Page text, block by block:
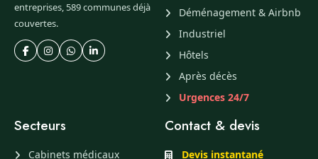
entreprises, 589 communes déjà
couvertes.
Déménagement & Airbnb
Industriel
Hôtels
Après décès
Urgences 24/7
Secteurs
Cabinets médicaux
Contact & devis
Devis instantané